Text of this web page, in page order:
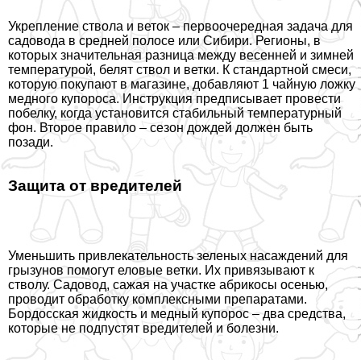
Укрепление ствола и веток – первоочередная задача для
садовода в средней полосе или Сибири. Регионы, в
которых значительная разница между весенней и зимней
температурой, белят ствол и ветки. К стандартной смеси,
которую покупают в магазине, добавляют 1 чайную ложку
медного купороса. Инструкция предписывает провести
побелку, когда установится стабильный температурный
фон. Второе правило – сезон дождей должен быть
позади.
Защита от вредителей
Уменьшить привлекательность зеленых насаждений для
грызунов помогут еловые ветки. Их привязывают к
стволу. Садовод, сажая на участке абрикосы осенью,
проводит обработку комплексными препаратами.
Бордосская жидкость и медный купорос – два средства,
которые не подпустят вредителей и болезни.